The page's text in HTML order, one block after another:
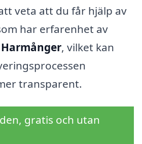
veta att du får hjälp av
har erfarenhet av
, vilket kan
transparent.
gratis och utan